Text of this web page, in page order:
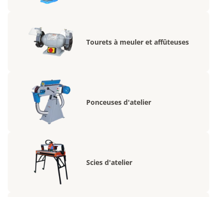
Tourets à meuler et affûteuses
Ponceuses d'atelier
Scies d'atelier